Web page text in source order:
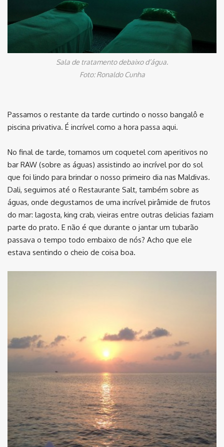
Sala de tratamento debaixo d’água.
Foto: Ronaldo Cunha
Passamos o restante da tarde curtindo o nosso bangalô e
piscina privativa. É incrível como a hora passa aqui.
No final de tarde, tomamos um coquetel com aperitivos no
bar RAW (sobre as águas) assistindo ao incrível por do sol
que foi lindo para brindar o nosso primeiro dia nas Maldivas.
Dali, seguimos até o Restaurante Salt, também sobre as
águas, onde degustamos de uma incrível pirâmide de frutos
do mar: lagosta, king crab, vieiras entre outras delicias faziam
parte do prato. E não é que durante o jantar um tubarão
passava o tempo todo embaixo de nós? Acho que ele
estava sentindo o cheio de coisa boa.